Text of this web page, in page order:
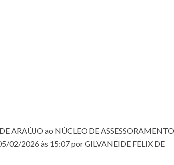
ARAÚJO ao NÚCLEO DE ASSESSORAMENTO
02/2026 às 15:07 por GILVANEIDE FELIX DE